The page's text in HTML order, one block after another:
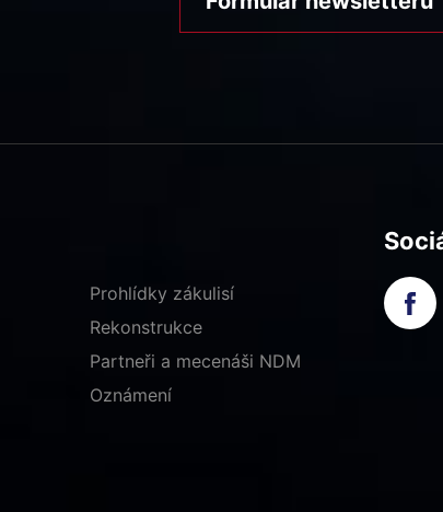
Prohlídky zákulisí
Rekonstrukce
Partneři a mecenáši NDM
Oznámení